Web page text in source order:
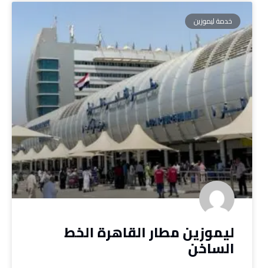
خدمة ليموزين
ليموزين مطار القاهرة الخط
الساخن